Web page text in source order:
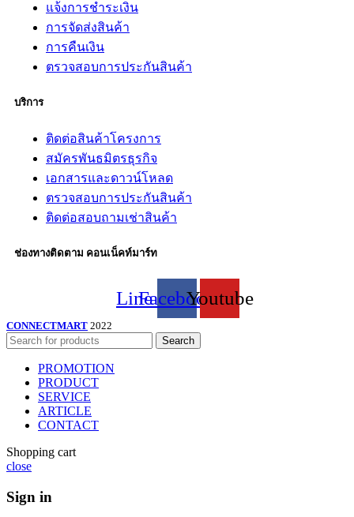
แจ้งการชำระเงิน
การจัดส่งสินค้า
การคืนเงิน
ตรวจสอบการประกันสินค้า
บริการ
ติดต่อสินค้าโครงการ
สมัครพันธมิตรธุรกิจ
เอกสารและดาวน์โหลด
ตรวจสอบการประกันสินค้า
ติดต่อสอบถามเช่าสินค้า
ช่องทางติดตาม คอนเน็คท์มาร์ท
LineFacebookYoutube
CONNECTMART 2022
Search
PROMOTION
PRODUCT
SERVICE
ARTICLE
CONTACT
Shopping cart
close
Sign in